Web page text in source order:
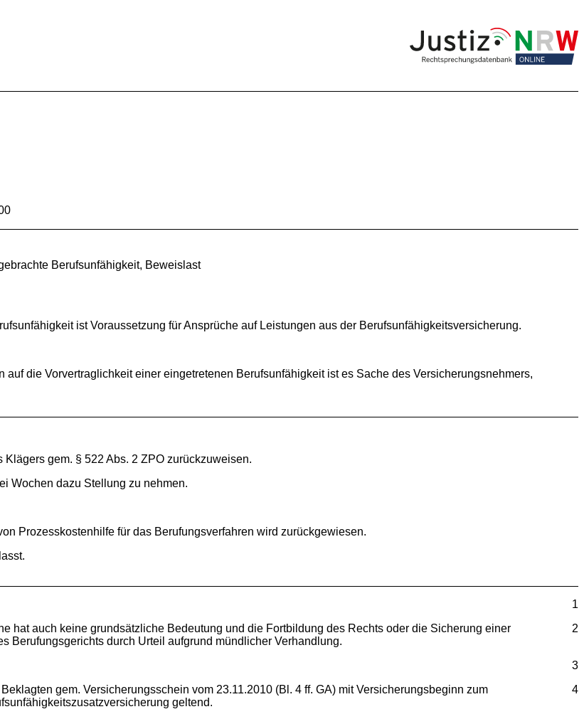
Berufsunfähigkeit, Beweislast
ist Voraussetzung für Ansprüche auf Leistungen aus der Berufsunfähigkeitsversicherung.
die Vorvertraglichkeit einer eingetretenen Berufsunfähigkeit ist es Sache des Versicherungsnehmers,
gem. § 522 Abs. 2 ZPO zurückzuweisen.
Wochen dazu Stellung zu nehmen.
Prozesskostenhilfe für das Berufungsverfahren wird zurückgewiesen.
1
2
hat auch keine grundsätzliche Bedeutung und die Fortbildung des Rechts oder die Sicherung einer
Berufungsgerichts durch Urteil aufgrund mündlicher Verhandlung.
3
4
gem. Versicherungsschein vom 23.11.2010 (Bl. 4 ff. GA) mit Versicherungsbeginn zum
geltend.